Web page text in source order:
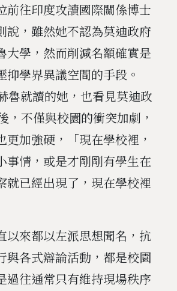
前往印度攻讀國際關係博士
說，雖然她不認為莫迪政府
大學，然而削減名額確實是
抑學界異議空間的手段。
魯就讀的她，也看見莫迪政
，不僅與校園的衝突加劇，
更加強硬，「現在學校裡，
事情，或是才剛剛有學生在
就已經出現了，現在學校裡
以來都以左派思想聞名，抗
與各式辯論活動，都是校園
過往通常只有維持現場秩序